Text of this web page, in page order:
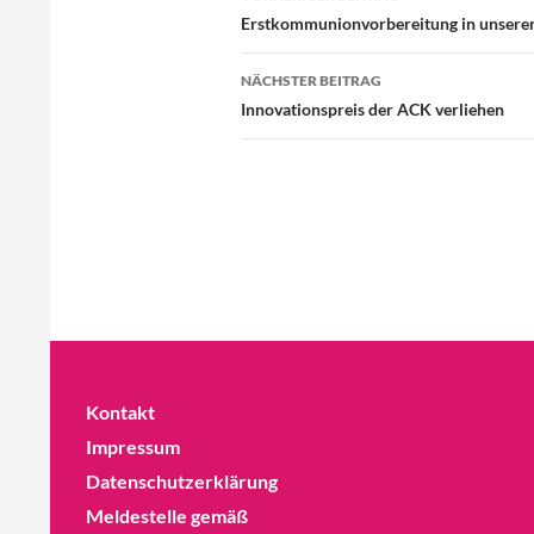
Erstkommunionvorbereitung in
NÄCHSTER BEITRAG
Innovationspreis der ACK verliehen
Kontakt
Impressum
Datenschutzerklärung
Meldestelle gemäß